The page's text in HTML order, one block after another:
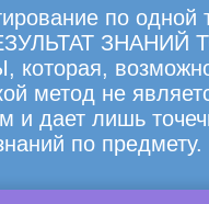
по одной
ЗНАНИЙ
метод не
и дает лишь
по предмету.